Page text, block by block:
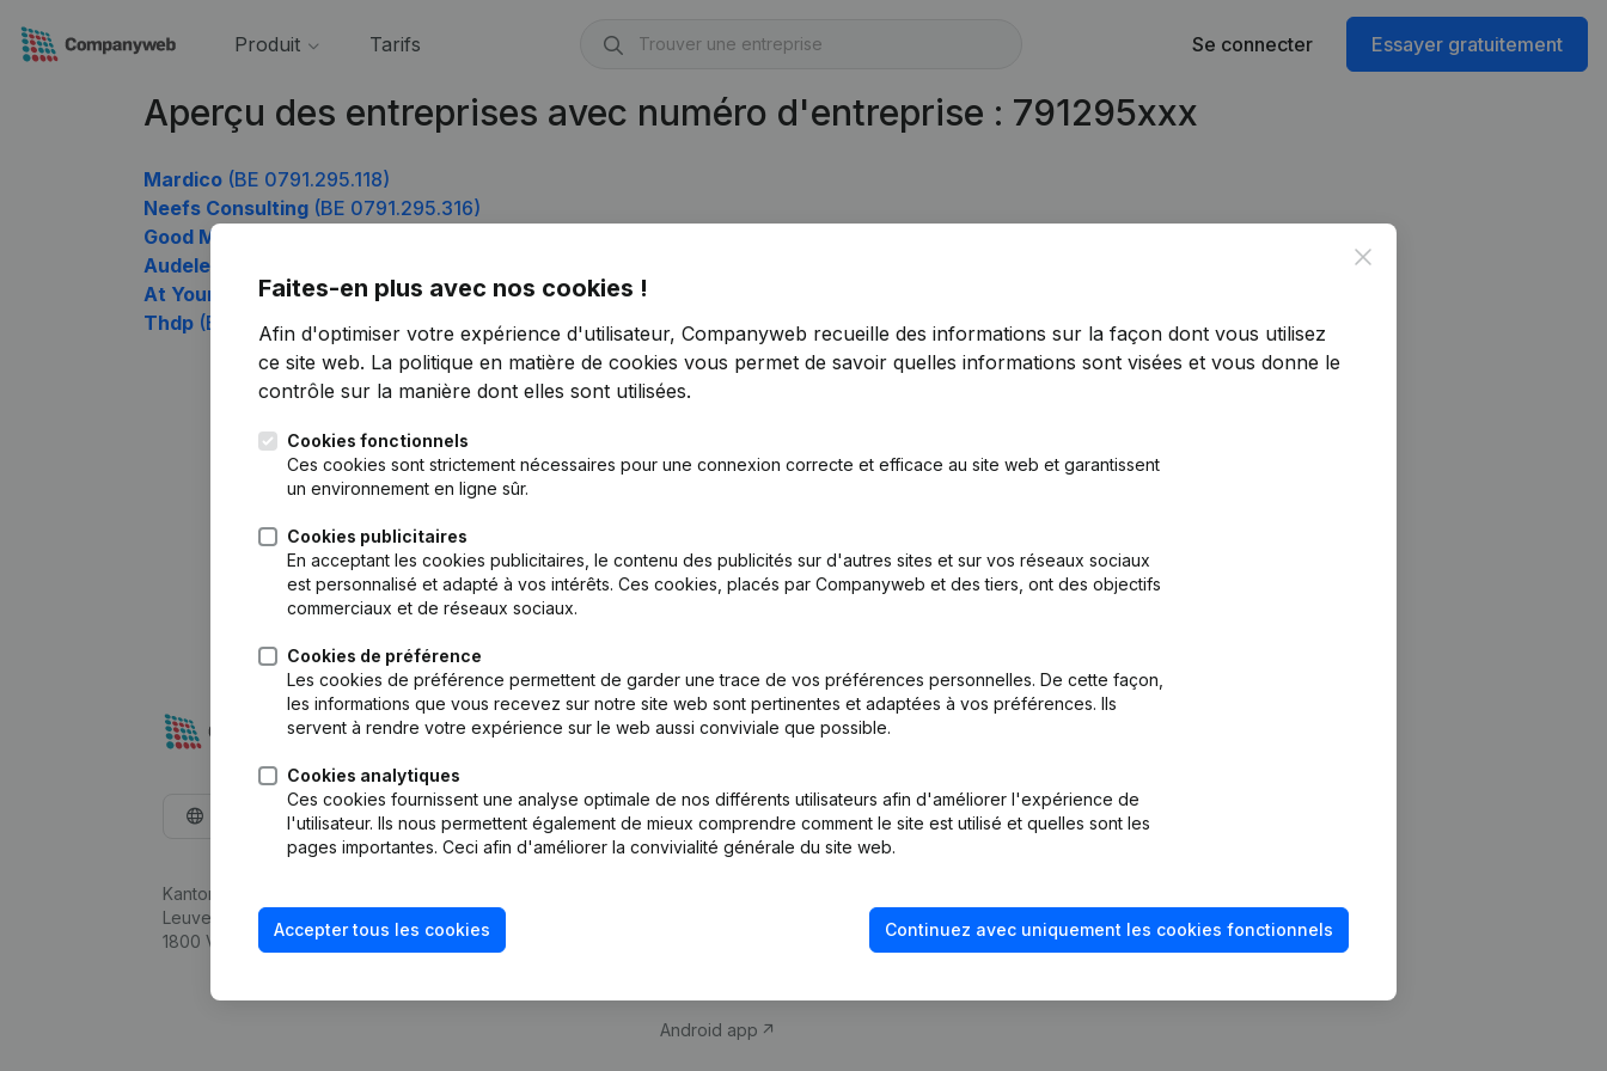
Produit Tarifs Se connecter Essayer gratuitement
Aperçu des entreprises avec numéro d'entreprise : 791295xxx
Mardico (BE 0791.295.118)
Neefs Consulting (BE 0791.295.316)
Good Moon
Audelec
At Your Max(BE 0791.295.811)
Thdp (BE 0791.295.910)
Close
Faites-en plus avec nos cookies !
Afin d'optimiser votre expérience d'utilisateur, Companyweb recueille des informations sur la façon dont vous utilisez
ce site web. La politique en matière de cookies vous permet de savoir quelles informations sont visées et vous donne le
contrôle sur la manière dont elles sont utilisées.
Cookies fonctionnels
Ces cookies sont strictement nécessaires pour une connexion correcte et efficace au site web et garantissent
un environnement en ligne sûr.
Cookies publicitaires
En acceptant les cookies publicitaires, le contenu des publicités sur d'autres sites et sur vos réseaux sociaux
est personnalisé et adapté à vos intérêts. Ces cookies, placés par Companyweb et des tiers, ont des objectifs
commerciaux et de réseaux sociaux.
Cookies de préférence
Les cookies de préférence permettent de garder une trace de vos préférences personnelles. De cette façon,
les informations que vous recevez sur notre site web sont pertinentes et adaptées à vos préférences. Ils
servent à rendre votre expérience sur le web aussi conviviale que possible.
Cookies analytiques
Ces cookies fournissent une analyse optimale de nos différents utilisateurs afin d'améliorer l'expérience de
l'utilisateur. Ils nous permettent également de mieux comprendre comment le site est utilisé et quelles sont les
pages importantes. Ceci afin d'améliorer la convivialité générale du site web.
Accepter tous les cookies Continuez avec uniquement les cookies fonctionnels
Français
Kantorenpark Everest
Leuvensesteenweg 248D,
1800 Vilvoorde
Produit
d’entreprise
Monitoring
Android app
fraude
Consulter des comptes annuels
Vérification de la solvabilité